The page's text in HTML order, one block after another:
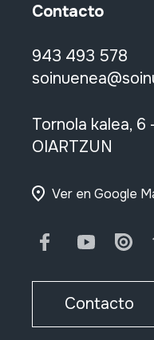
Contacto
943 493 578
Tornola kalea, 6
OIARTZUN
Ver en Google
Facebook
Contacto